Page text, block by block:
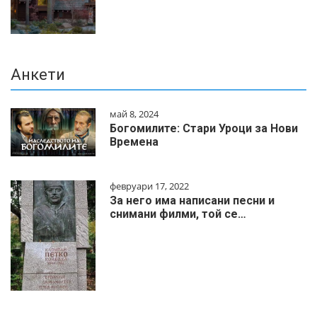
Анкети
май 8, 2024
Богомилите: Стари Уроци за Нови
Времена
февруари 17, 2022
За него има написани песни и
снимани филми, той се…